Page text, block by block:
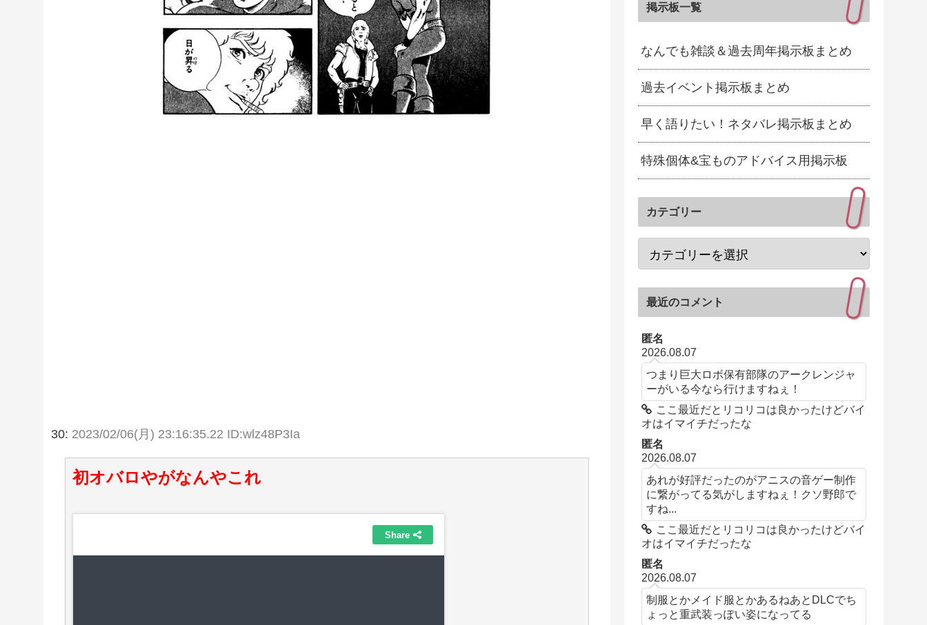
30: 2023/02/06(月) 23:16:35.22 ID:wlz48P3Ia
初オバロやがなんやこれ
掲示板一覧
なんでも雑談＆過去周年掲示板まとめ
過去イベント掲示板まとめ
早く語りたい！ネタバレ掲示板まとめ
特殊個体&宝ものアドバイス用掲示板
カテゴリー
最近のコメント
匿名
2026.08.07
つまり巨大ロボ保有部隊のアークレンジャ
ーがいる今なら行けますねぇ！
ここ最近だとリコリコは良かったけどバイ
オはイマイチだったな
匿名
2026.08.07
あれが好評だったのがアニスの音ゲー制作
に繋がってる気がしますねぇ！クソ野郎で
すね...
ここ最近だとリコリコは良かったけどバイ
オはイマイチだったな
匿名
2026.08.07
制服とかメイド服とかあるねあとDLCでち
ょっと重武装っぽい姿になってる